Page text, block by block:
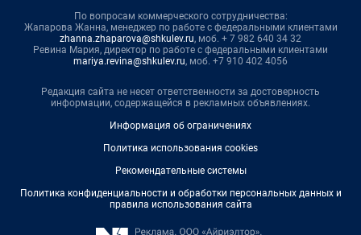
По вопросам коммерческого сотрудничества:
Жапарова Жанна, менеджер по работе с федеральными клиентами
zhanna.zhaparova@shkulev.ru, моб. + 7 982 640 34 32
Ревина Мария, директор по работе с федеральными клиентами
mariya.revina@shkulev.ru, моб. +7 910 402 4056
Редакция сайта не несет ответственности за достоверность
информации, содержащейся в рекламных объявлениях.
Информация об ограничениях
Политика использования cookies
Рекомендательные системы
Политика конфиденциальности и обработки персональных данных и
правила использования сайта